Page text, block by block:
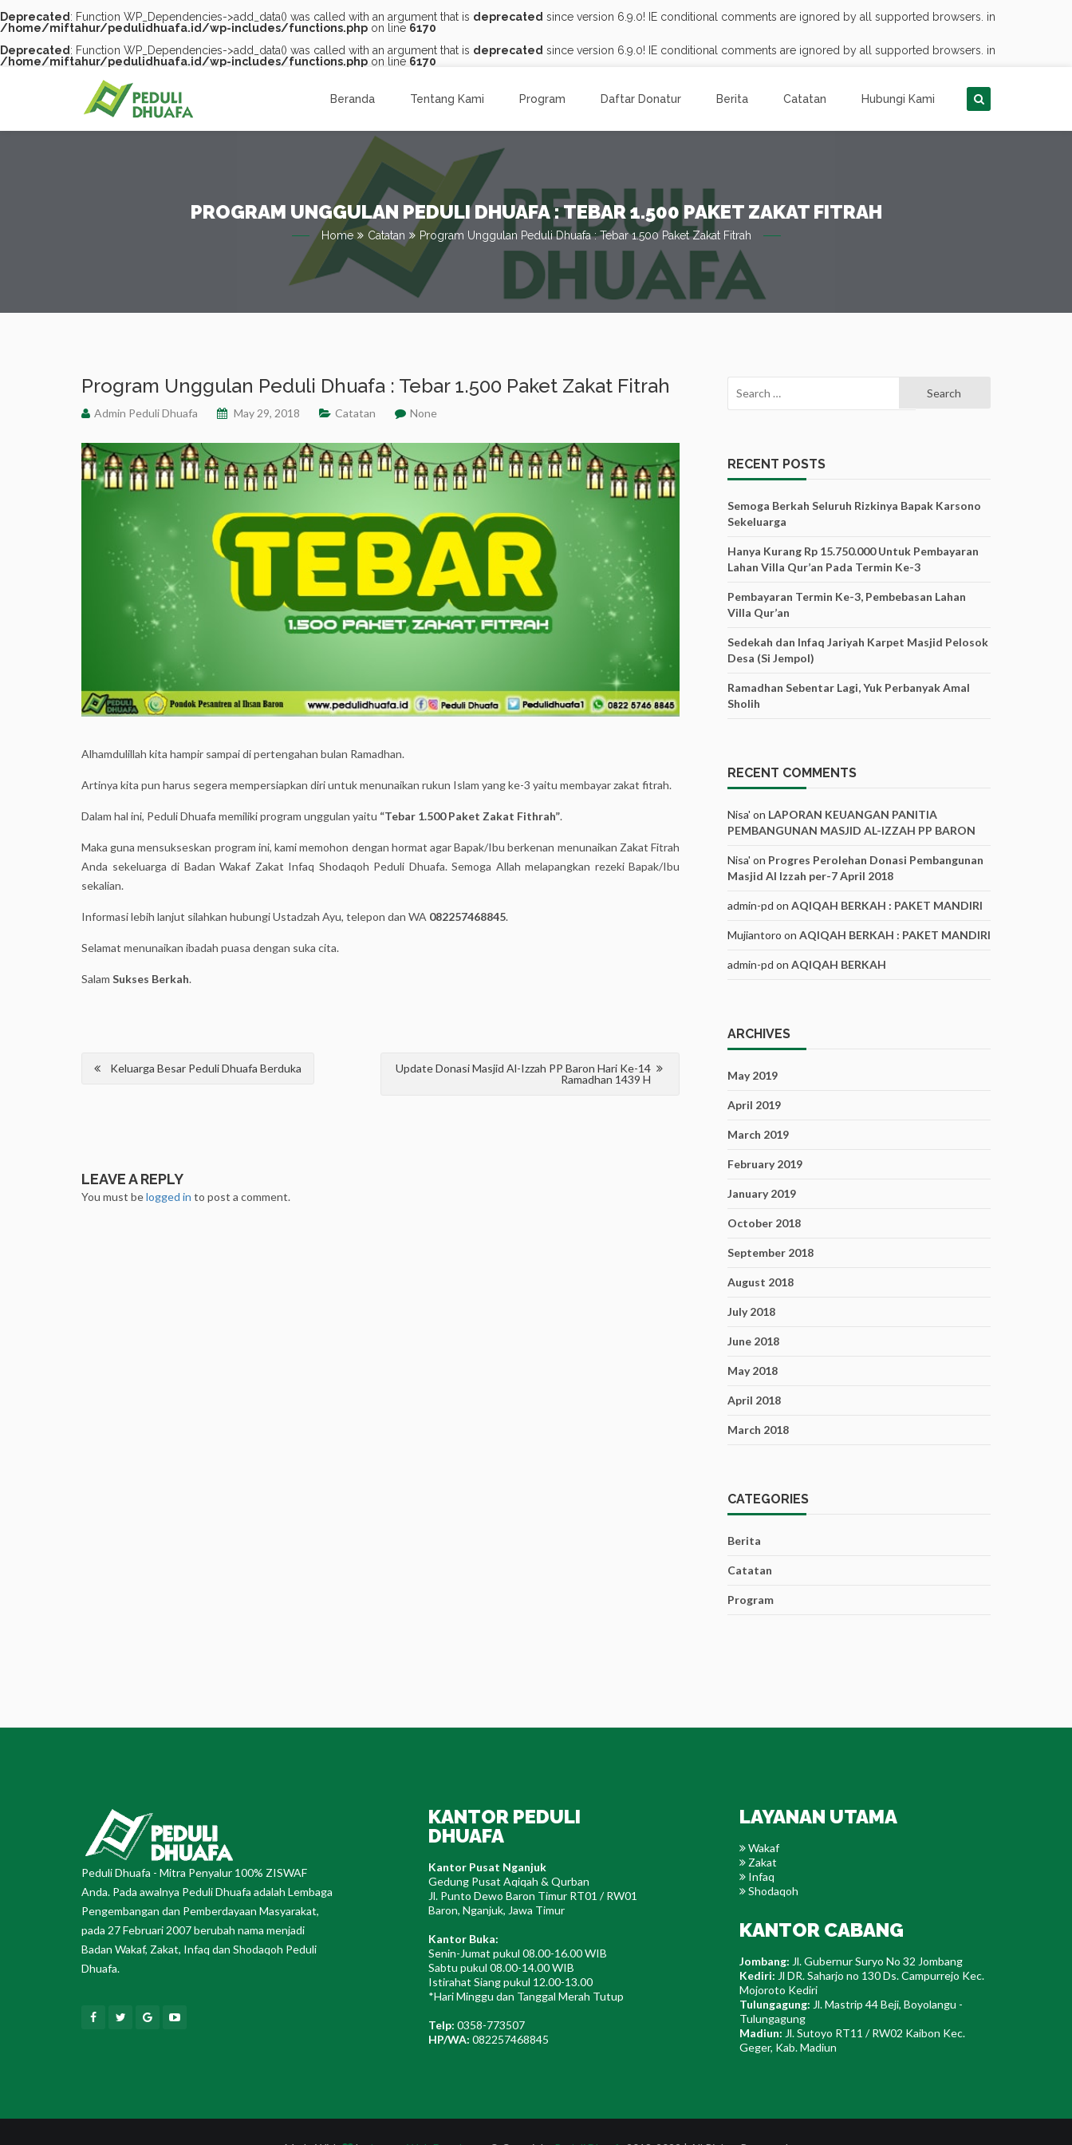
Deprecated : Function WP_Dependencies->add_data() was called with an argument that is deprecated since version 6.9.0! IE conditional comments are ignored by all supported browsers. in
/home/miftahur/pedulidhuafa.id/wp-includes/functions.php on line 6170
Deprecated : Function WP_Dependencies->add_data() was called with an argument that is deprecated since version 6.9.0! IE conditional comments are ignored by all supported browsers. in
/home/miftahur/pedulidhuafa.id/wp-includes/functions.php on line 6170
Beranda Tentang Kami Program Daftar Donatur Berita Catatan Hubungi Kami
PROGRAM UNGGULAN PEDULI DHUAFA : TEBAR 1.500 PAKET ZAKAT FITRAH
Home Catatan Program Unggulan Peduli Dhuafa : Tebar 1.500 Paket Zakat Fitrah
Program Unggulan Peduli Dhuafa : Tebar 1.500 Paket Zakat Fitrah
Admin Peduli Dhuafa May 29, 2018 Catatan None
Alhamdulillah kita hampir sampai di pertengahan bulan Ramadhan.
Artinya kita pun harus segera mempersiapkan diri untuk menunaikan rukun Islam yang ke-3 yaitu membayar zakat fitrah.
Dalam hal ini, Peduli Dhuafa memiliki program unggulan yaitu “Tebar 1.500 Paket Zakat Fithrah”.
Maka guna mensukseskan program ini, kami memohon dengan hormat agar Bapak/Ibu berkenan menunaikan Zakat Fitrah
Anda sekeluarga di Badan Wakaf Zakat Infaq Shodaqoh Peduli Dhuafa. Semoga Allah melapangkan rezeki Bapak/Ibu
sekalian.
Informasi lebih lanjut silahkan hubungi Ustadzah Ayu, telepon dan WA 082257468845.
Selamat menunaikan ibadah puasa dengan suka cita.
Salam Sukses Berkah.
Post
navigation
Keluarga Besar Peduli Dhuafa Berduka
Update Donasi Masjid Al-Izzah PP Baron Hari Ke-14
Ramadhan 1439 H
LEAVE A REPLY
You must belogged in to post a comment.
Search
for:
RECENT POSTS
Semoga Berkah Seluruh Rizkinya Bapak Karsono
Sekeluarga
Hanya Kurang Rp 15.750.000 Untuk Pembayaran
Lahan Villa Qur’an Pada Termin Ke-3
Pembayaran Termin Ke-3, Pembebasan Lahan
Villa Qur’an
Sedekah dan Infaq Jariyah Karpet Masjid Pelosok
Desa (Si Jempol)
Ramadhan Sebentar Lagi, Yuk Perbanyak Amal
Sholih
RECENT COMMENTS
Nisa' on LAPORAN KEUANGAN PANITIA
PEMBANGUNAN MASJID AL-IZZAH PP BARON
Nisa' on Progres Perolehan Donasi Pembangunan
Masjid Al Izzah per-7 April 2018
admin-pd on AQIQAH BERKAH : PAKET MANDIRI
Mujiantoro on AQIQAH BERKAH : PAKET MANDIRI
admin-pd on AQIQAH BERKAH
ARCHIVES
May 2019
April 2019
March 2019
February 2019
January 2019
October 2018
September 2018
August 2018
July 2018
June 2018
May 2018
April 2018
March 2018
CATEGORIES
Berita
Catatan
Program
Peduli Dhuafa - Mitra Penyalur 100% ZISWAF
Anda. Pada awalnya Peduli Dhuafa adalah Lembaga
Pengembangan dan Pemberdayaan Masyarakat,
pada 27 Februari 2007 berubah nama menjadi
Badan Wakaf, Zakat, Infaq dan Shodaqoh Peduli
Dhuafa.
Facebook
TwitterGoogleYoutube
KANTOR PEDULI
DHUAFA
Kantor Pusat Nganjuk
Gedung Pusat Aqiqah & Qurban
Jl. Punto Dewo Baron Timur RT01 / RW01
Baron, Nganjuk, Jawa Timur
Kantor Buka:
Senin-Jumat pukul 08.00-16.00 WIB
Sabtu pukul 08.00-14.00 WIB
Istirahat Siang pukul 12.00-13.00
*Hari Minggu dan Tanggal Merah Tutup
Telp: 0358-773507
HP/WA: 082257468845
LAYANAN UTAMA
Wakaf
Zakat
Infaq
Shodaqoh
KANTOR CABANG
Jombang: Jl. Gubernur Suryo No 32 Jombang
Kediri: Jl DR. Saharjo no 130 Ds. Campurrejo Kec.
Mojoroto Kediri
Tulungagung: Jl. Mastrip 44 Beji, Boyolangu -
Tulungagung
Madiun: Jl. Sutoyo RT11 / RW02 Kaibon Kec.
Geger, Kab. Madiun